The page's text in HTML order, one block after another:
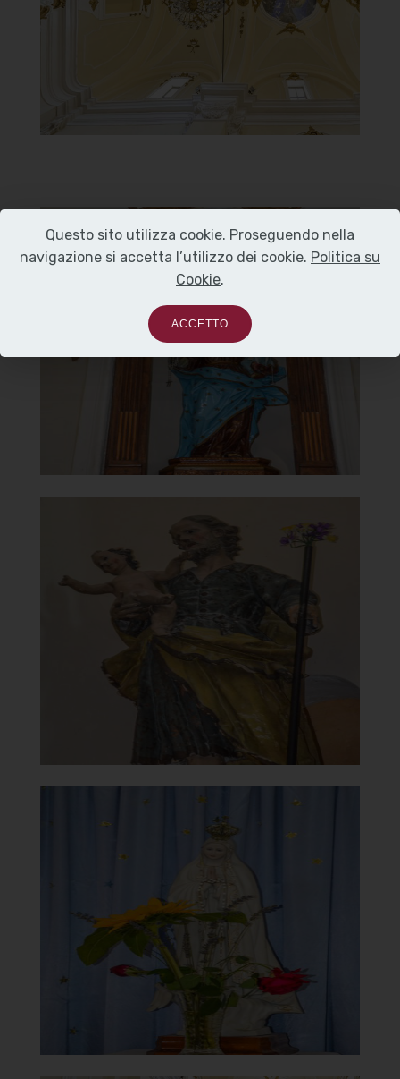
Clicca per ingrandire
Chiesa Madonna del Carmine o
della Congrega
Statua Madonna con Bambino
Clicca per ingrandire
Chiesa Madonna del Carmine o
della Congrega
Clicca per ingrandire
Chiesa Madonna del Carmine o
Statua Vergine Maria
Clicca per ingrandire
]
Questo sito utilizza cookie. Proseguendo nella
navigazione si accetta l’utilizzo dei cookie. Politica su
Cookie.
ACCETTO